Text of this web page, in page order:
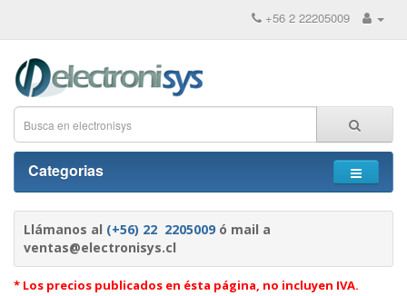
+56 2 22205009
Categorias
Llámanos al (+56) 22 2205009 ó mail a
ventas@electronisys.cl
* Los precios publicados en ésta página, no incluyen IVA.